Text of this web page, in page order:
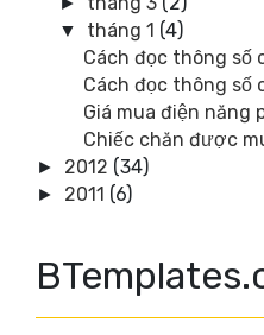
▼ tháng 1 (4)
Cách đọc thông số
Cách đọc thông số
Giá mua điện năng
Chiếc chăn được
► 2012 (34)
► 2011 (6)